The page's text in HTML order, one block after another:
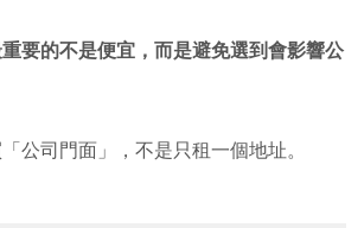
要的不是便宜，而是避免選到會影響公
公司門面」，不是只租一個地址。